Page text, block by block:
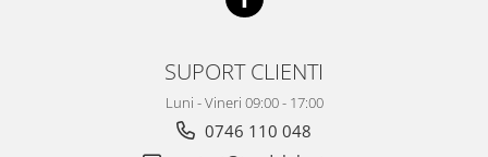
SUPORT CLIENTI
Luni - Vineri 09:00 - 17:00
0746 110 048